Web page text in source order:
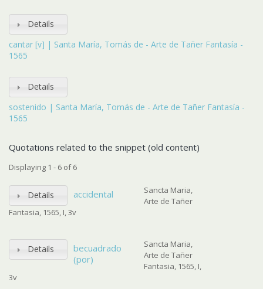
Details
cantar [v] | Santa María, Tomás de - Arte de Tañer Fantasía -
1565
Details
sostenido | Santa María, Tomás de - Arte de Tañer Fantasía -
1565
Quotations related to the snippet (old content)
Displaying 1 - 6 of 6
Details accidental
Sancta Maria,
Arte de Tañer
Fantasia, 1565, I, 3v
Details
becuadrado
(por)
Sancta Maria,
Arte de Tañer
Fantasia, 1565, I,
3v